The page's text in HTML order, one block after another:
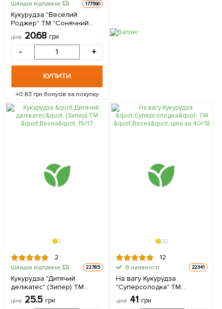
Швидка відправка 177590
Кукурудза "Веселий
Роджер" ТМ "Сонячний
березень" 20г
ціна 20.68 грн
- +
КУПИТИ
+0.83 грн бонусів за покупку
2
Швидка відправка 22785
Кукурудза "Дитячий
делікатес" (Зипер) ТМ
"Весна" 15г
ціна 25.5 грн
12
В наявності. 22341
На вагу Кукурудза
"Суперсолодка" ТМ
"Весна" ціна за 40г
ціна 41 грн